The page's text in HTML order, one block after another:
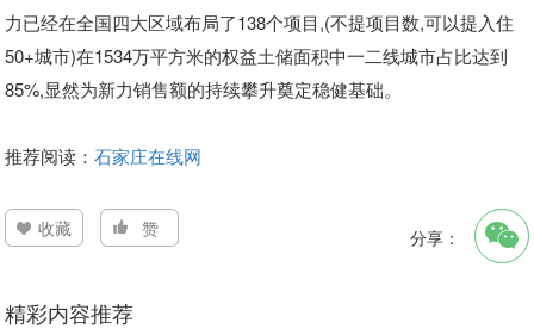
力已经在全国四大区域布局了138个项目,(不提项目数,可以提入住
50+城市)在1534万平方米的权益土储面积中一二线城市占比达到
85%,显然为新力销售额的持续攀升奠定稳健基础。
推荐阅读：石家庄在线网
收藏 赞 分享：
精彩内容推荐